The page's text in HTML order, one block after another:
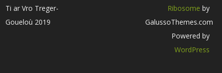
Ti ar Vro Treger-
Goueloù 2019
Ribosome by
GalussoThemes.com
Powered by
WordPress